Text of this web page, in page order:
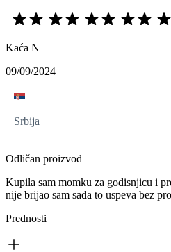
Kaća N
09/09/2024
Srbija
Odličan proizvod
Kupila sam momku za godisnjicu i
nije brijao sam sada to uspeva bez
Prednosti